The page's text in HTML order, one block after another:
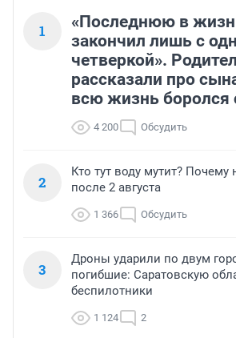
1
«Последнюю в
закончил лишь с
четверкой».
рассказали про
всю жизнь боролся
4 200 Обсудить
2
Кто тут воду мутит? Почему
после 2 августа
1 366 Обсудить
3
Дроны ударили по двум
погибшие: Саратовскую
беспилотники
1 124 2